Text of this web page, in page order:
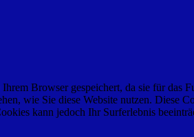
Browser gespeichert, da sie für das
wie Sie diese Website nutzen. Diese
kann jedoch Ihr Surferlebnis